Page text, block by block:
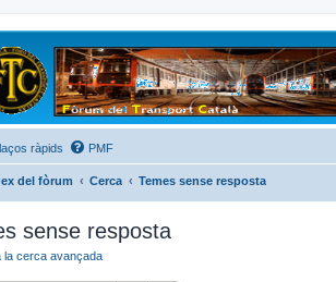
ràpids PMF
del fòrum Cerca Temes sense resposta
sense resposta
la cerca avançada